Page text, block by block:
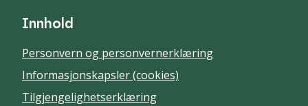
Innhold
Personvern og personvernerklæring
Informasjonskapsler (cookies)
Tilgjengelighetserklæring